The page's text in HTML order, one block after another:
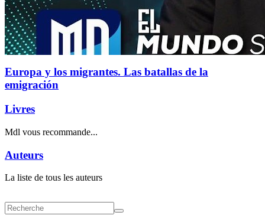
Europa y los migrantes. Las batallas de la
emigración
Livres
Mdl vous recommande...
Auteurs
La liste de tous les auteurs